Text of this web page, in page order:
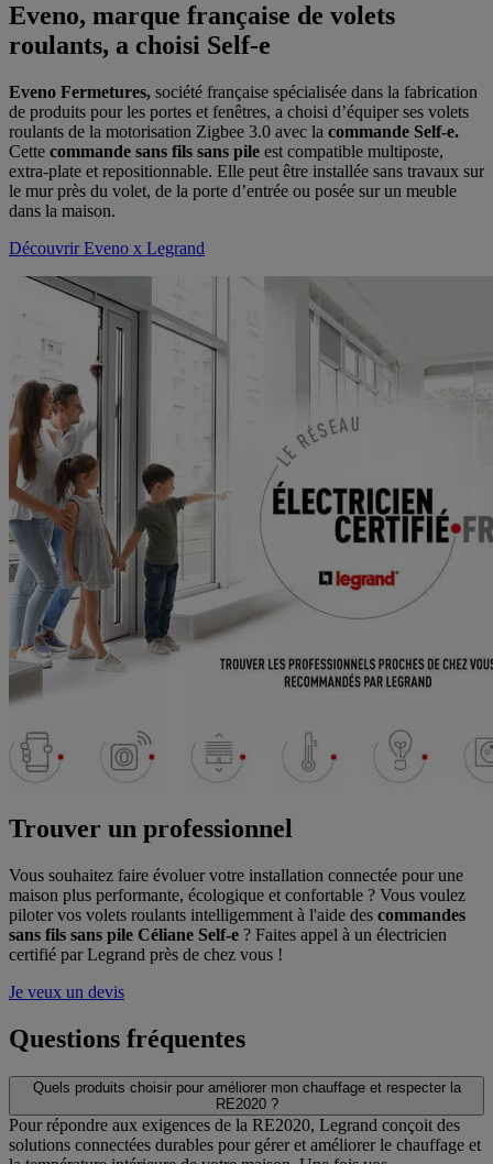
Eveno, marque française de volets
roulants, a choisi Self-e
Eveno Fermetures, société française spécialisée dans la fabrication
de produits pour les portes et fenêtres, a choisi d’équiper ses volets
roulants de la motorisation Zigbee 3.0 avec la commande Self-e.
Cette commande sans fils sans pile est compatible multiposte,
extra-plate et repositionnable. Elle peut être installée sans travaux sur
le mur près du volet, de la porte d’entrée ou posée sur un meuble
dans la maison.
Découvrir Eveno x Legrand
Trouver un professionnel
Vous souhaitez faire évoluer votre installation connectée pour une
maison plus performante, écologique et confortable ? Vous voulez
piloter vos volets roulants intelligemment à l'aide des commandes
sans fils sans pile Céliane Self-e ? Faites appel à un électricien
certifié par Legrand près de chez vous !
Je veux un devis
Questions fréquentes
Quels produits choisir pour améliorer mon chauffage et respecter la
RE2020 ?
Pour répondre aux exigences de la RE2020, Legrand conçoit des
solutions connectées durables pour gérer et améliorer le chauffage et